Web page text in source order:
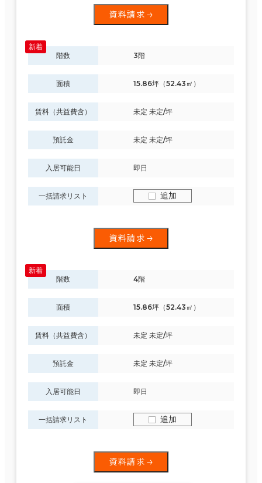
資料請求
階数 3階
面積 15.86坪（52.43㎡）
賃料（共益費含） 未定 未定/坪
預託金 未定 未定/坪
入居可能日 即日
一括請求リスト 追加
資料請求
階数 4階
面積 15.86坪（52.43㎡）
賃料（共益費含） 未定 未定/坪
預託金 未定 未定/坪
入居可能日 即日
一括請求リスト 追加
資料請求